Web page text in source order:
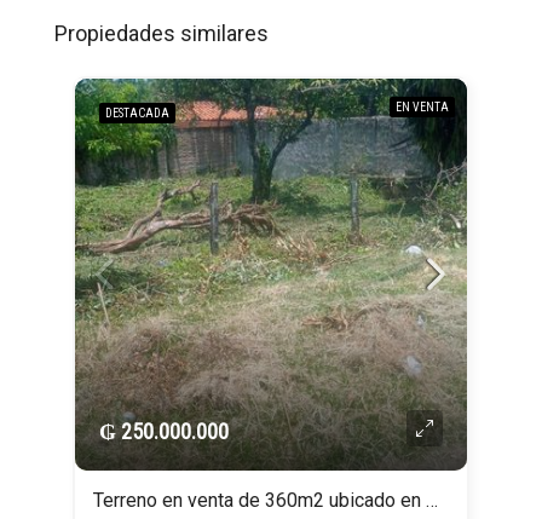
Propiedades similares
DESTACADA EN VENTA
₲ 250.000.000
Terreno en venta de 360m2 ubicado en Bo. Colon San Bernardino